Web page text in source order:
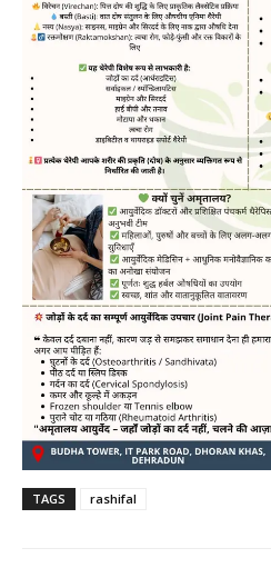
TAGS rashifal